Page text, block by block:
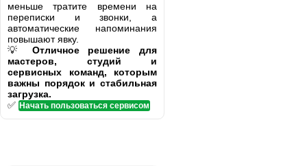
меньше тратите времени на
переписки и звонки, а
автоматические напоминания
повышают явку.
💡 Отличное решение для
мастеров, студий и
сервисных команд, которым
важны порядок и стабильная
загрузка.
✅ Начать пользоваться сервисом